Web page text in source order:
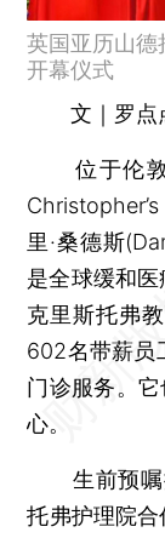
英国亚历山德
开幕仪式
文｜罗点
位于伦敦
里·桑德斯
是全球缓和医
克里斯托弗
602名带薪员
门诊服务。
心。
生前预嘱
托弗护理院合